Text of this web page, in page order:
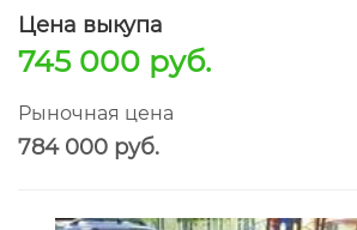
Цена выкупа
745 000 руб.
Рыночная цена
784 000 руб.